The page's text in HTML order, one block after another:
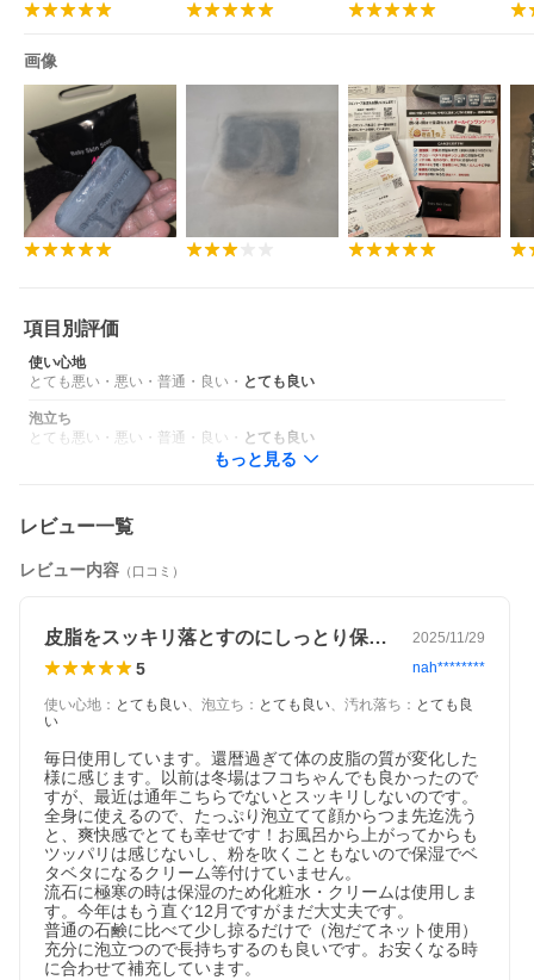
画像
項目別評価
使い心地
とても悪い ・ 悪い ・ 普通 ・ 良い ・ とても良い
泡立ち
とても悪い ・ 悪い ・ 普通 ・ 良い ・ とても良い
もっと見る
レビュー一覧
レビュー内容 （口コミ）
皮脂をスッキリ落とすのにしっとり保湿性◎ 2025/11/29
5 nah********
使い心地 ： とても良い、 泡立ち ： とても良い、 汚れ落ち ： とても良
い
毎日使用しています。還暦過ぎて体の皮脂の質が変化した
様に感じます。以前は冬場はフコちゃんでも良かったので
すが、最近は通年こちらでないとスッキリしないのです。
全身に使えるので、たっぷり泡立てて顔からつま先迄洗う
と、爽快感でとても幸せです！お風呂から上がってからも
ツッパリは感じないし、粉を吹くこともないので保湿でベ
タベタになるクリーム等付けていません。
流石に極寒の時は保湿のため化粧水・クリームは使用しま
す。今年はもう直ぐ12月ですがまだ大丈夫です。
普通の石鹸に比べて少し掠るだけで（泡だてネット使用）
充分に泡立つので長持ちするのも良いです。お安くなる時
に合わせて補充しています。